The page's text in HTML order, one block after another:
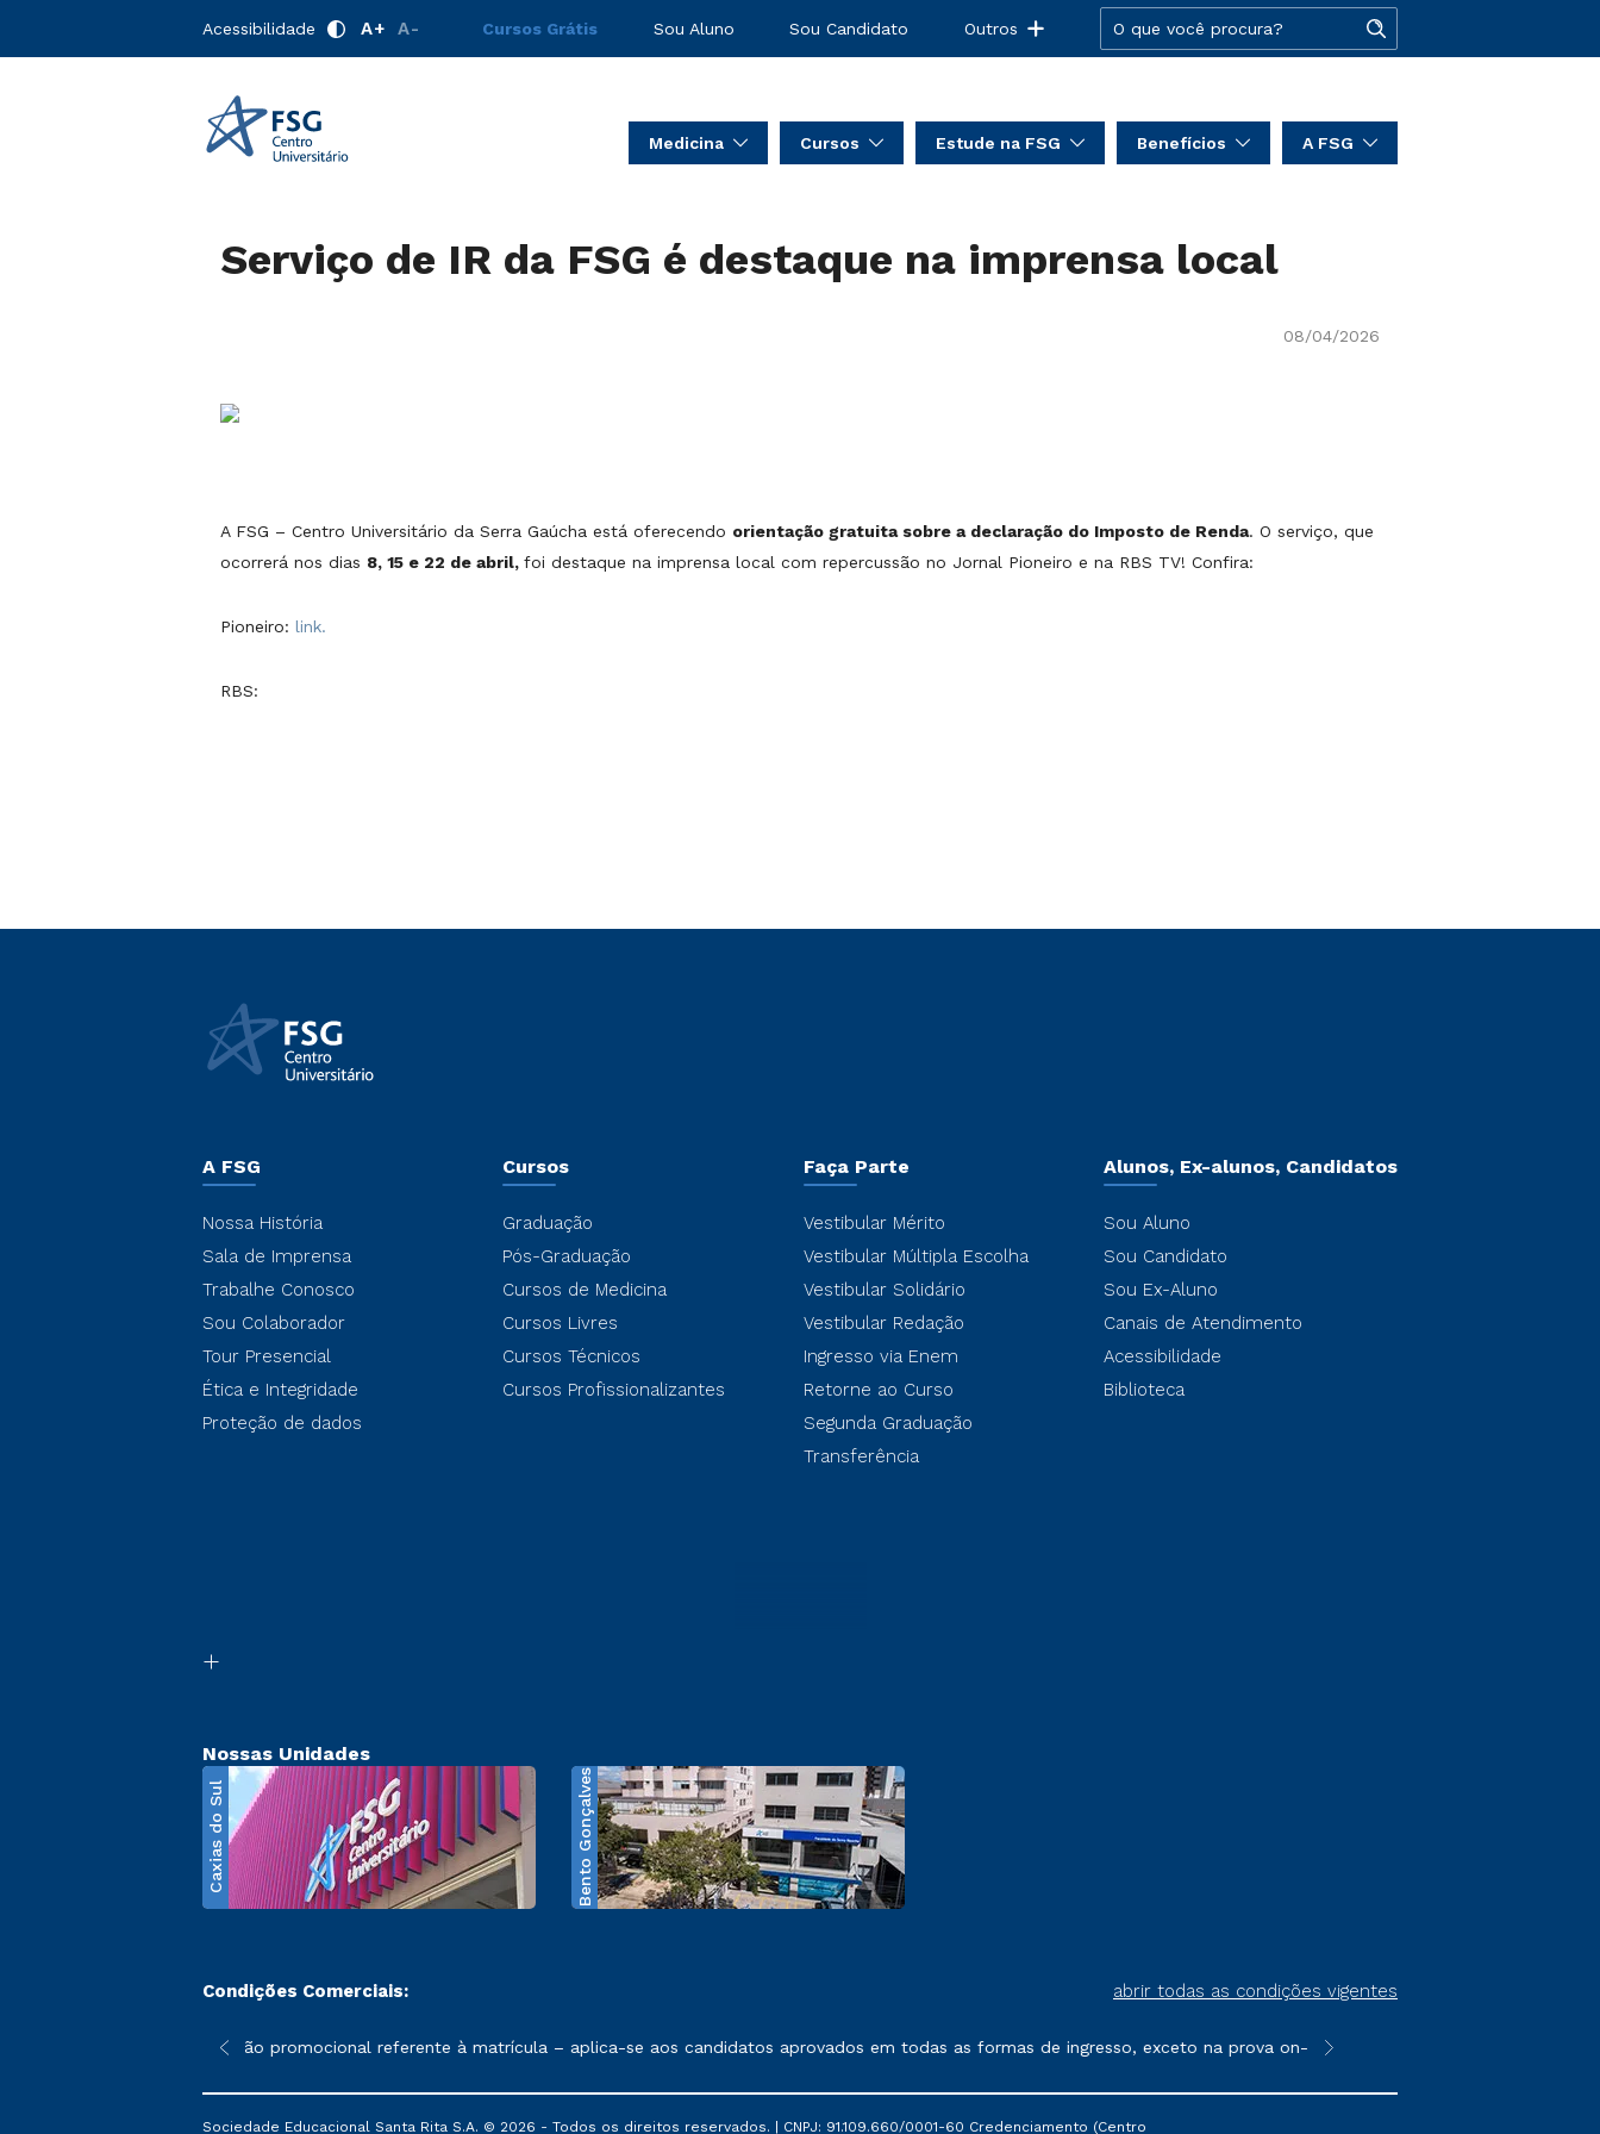
Acessibilidade A+ A- Cursos Grátis Sou Aluno Sou Candidato Outros
Medicina Cursos Estude na FSG Benefícios A FSG
Serviço de IR da FSG é destaque na imprensa local
08/04/2026
A FSG – Centro Universitário da Serra Gaúcha está oferecendo orientação gratuita sobre a declaração do Imposto de Renda. O serviço, que
ocorrerá nos dias 8, 15 e 22 de abril, foi destaque na imprensa local com repercussão no Jornal Pioneiro e na RBS TV! Confira:
Pioneiro: link.
RBS:
A FSG
Nossa História
Sala de Imprensa
Trabalhe Conosco
Sou Colaborador
Tour Presencial
Ética e Integridade
Proteção de dados
Cursos
Graduação
Pós-Graduação
Cursos de Medicina
Cursos Livres
Cursos Técnicos
Cursos Profissionalizantes
Faça Parte
Vestibular Mérito
Vestibular Múltipla Escolha
Vestibular Solidário
Vestibular Redação
Ingresso via Enem
Retorne ao Curso
Segunda Graduação
Transferência
Alunos, Ex-alunos, Candidatos
Sou Aluno
Sou Candidato
Sou Ex-Aluno
Canais de Atendimento
Acessibilidade
Biblioteca
Nossas Unidades
Caxias do Sul Bento Gonçalves
Condições Comerciais: abrir todas as condições vigentes
sofrer alterações nos períodos de rematrícula conforme exposto no contrato de prestação de serviços.
*A condição promocional referente à matrícula – aplica-se aos candidatos aprovados em todas as formas de ingresso, exceto na prova on-line ou agendada, que ofertam
**Semipresencial é um formato do
Sociedade Educacional Santa Rita S.A. © 2026 - Todos os direitos reservados. | CNPJ: 91.109.660/0001-60 Credenciamento (Centro